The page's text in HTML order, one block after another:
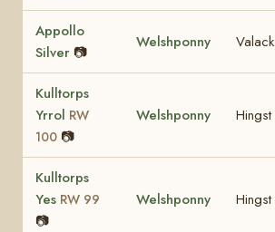
Appollo
Silver 📷
Welshponny Valack
Kulltorps
Yrrol RW
100 📷
Welshponny Hingst
Kulltorps
Yes RW 99
📷
Welshponny Hingst